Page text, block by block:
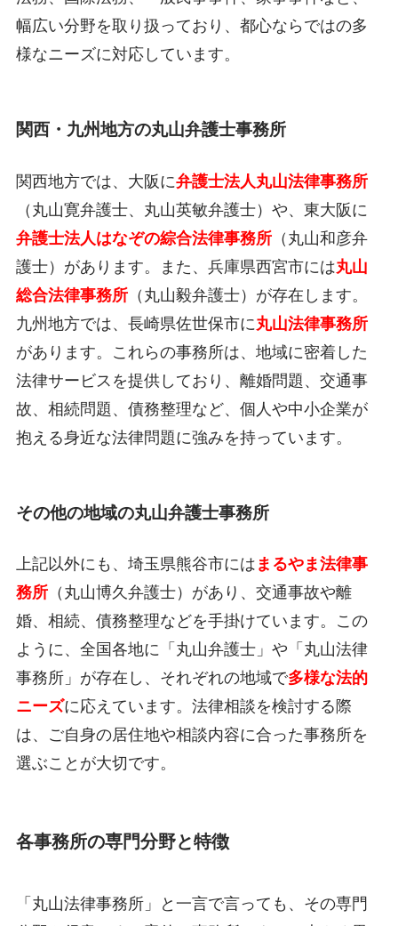
幅広い分野を取り扱っており、都心ならではの多
様なニーズに対応しています。
関西・九州地方の丸山弁護士事務所
関西地方では、大阪に弁護士法人丸山法律事務所
（丸山寛弁護士、丸山英敏弁護士）や、東大阪に
弁護士法人はなぞの綜合法律事務所（丸山和彦弁
護士）があります。また、兵庫県西宮市には丸山
総合法律事務所（丸山毅弁護士）が存在します。
九州地方では、長崎県佐世保市に丸山法律事務所
があります。これらの事務所は、地域に密着した
法律サービスを提供しており、離婚問題、交通事
故、相続問題、債務整理など、個人や中小企業が
抱える身近な法律問題に強みを持っています。
その他の地域の丸山弁護士事務所
上記以外にも、埼玉県熊谷市には まるやま法律事
務所（丸山博久弁護士）があり、交通事故や離
婚、相続、債務整理などを手掛けています。この
ように、全国各地に「丸山弁護士」や「丸山法律
事務所」が存在し、それぞれの地域で多様な法的
ニーズに応えています。法律相談を検討する際
は、ご自身の居住地や相談内容に合った事務所を
選ぶことが大切です。
各事務所の専門分野と特徴
「丸山法律事務所」と一言で言っても、その専門